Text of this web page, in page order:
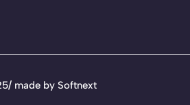
made by Softnext